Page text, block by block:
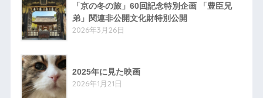
「京の冬の旅」60回記念特別企画 「豊臣兄
弟」関連非公開文化財特別公開
2026年3月26日
2025年に見た映画
2026年1月21日